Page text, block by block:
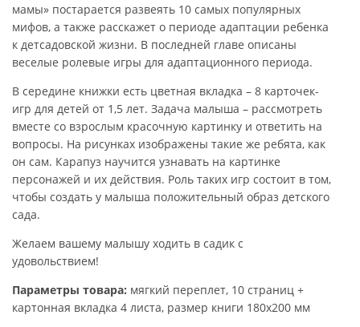
мамы» постарается развеять 10 самых популярных
мифов, а также расскажет о периоде адаптации ребенка
к детсадовской жизни. В последней главе описаны
веселые ролевые игры для адаптационного периода.
В середине книжки есть цветная вкладка – 8 карточек-
игр для детей от 1,5 лет. Задача малыша – рассмотреть
вместе со взрослым красочную картинку и ответить на
вопросы. На рисунках изображены такие же ребята, как
он сам. Карапуз научится узнавать на картинке
персонажей и их действия. Роль таких игр состоит в том,
чтобы создать у малыша положительный образ детского
сада.
Желаем вашему малышу ходить в садик с
удовольствием!
Параметры товара: мягкий переплет, 10 страниц +
картонная вкладка 4 листа, размер книги 180х200 мм